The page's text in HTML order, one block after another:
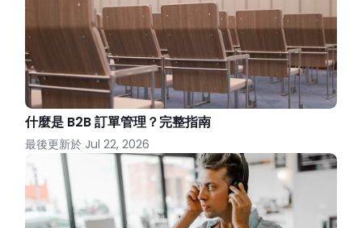
什麼是 B2B 訂單管理？完整指南
最後更新於 Jul 22, 2026